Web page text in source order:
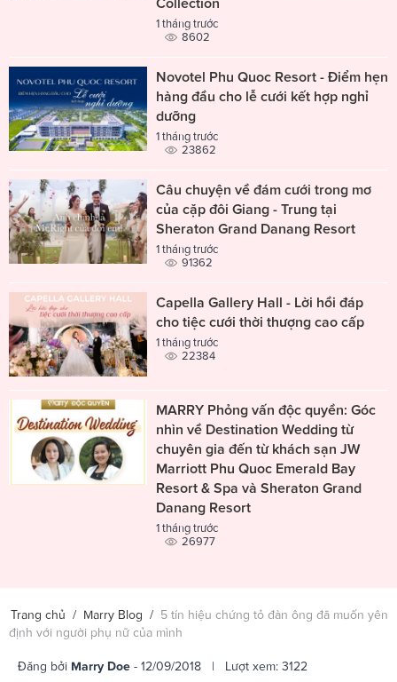
1 tháng trước
8602
Novotel Phu Quoc Resort - Điểm hẹn
hàng đầu cho lễ cưới kết hợp nghỉ
dưỡng
1 tháng trước
23862
Câu chuyện về đám cưới trong mơ
của cặp đôi Giang - Trung tại
Sheraton Grand Danang Resort
1 tháng trước
91362
Capella Gallery Hall - Lời hồi đáp
cho tiệc cưới thời thượng cao cấp
1 tháng trước
22384
MARRY Phỏng vấn độc quyền: Góc
nhìn về Destination Wedding từ
chuyên gia đến từ khách sạn JW
Marriott Phu Quoc Emerald Bay
Resort & Spa và Sheraton Grand
Danang Resort
1 tháng trước
26977
Trang chủ / Marry Blog / 5 tín hiệu chứng tỏ đàn ông đã muốn yên
định với người phụ nữ của mình
Đăng bởi Marry Doe - 12/09/2018 | Lượt xem: 3122